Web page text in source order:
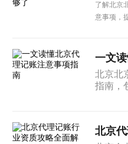
了解北京
意事项，
北京北
指南，